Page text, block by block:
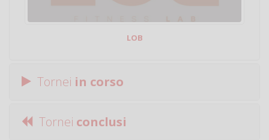
LOB
Tornei in corso
Tornei conclusi